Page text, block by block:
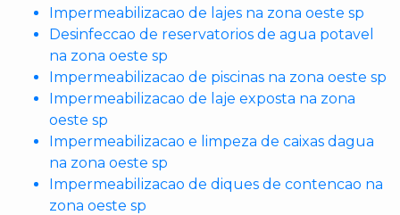
Impermeabilizacao de lajes na zona oeste sp
Desinfeccao de reservatorios de agua potavel
na zona oeste sp
Impermeabilizacao de piscinas na zona oeste sp
Impermeabilizacao de laje exposta na zona
oeste sp
Impermeabilizacao e limpeza de caixas dagua
na zona oeste sp
Impermeabilizacao de diques de contencao na
zona oeste sp